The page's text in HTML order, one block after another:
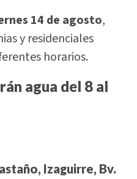
14 de agosto,
y residenciales
horarios.
agua del 8 al
Izaguirre, Bv.